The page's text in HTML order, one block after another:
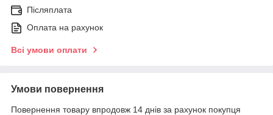
Післяплата
Оплата на рахунок
Всі умови оплати
Умови повернення
Повернення товару впродовж 14 днів за рахунок покупця